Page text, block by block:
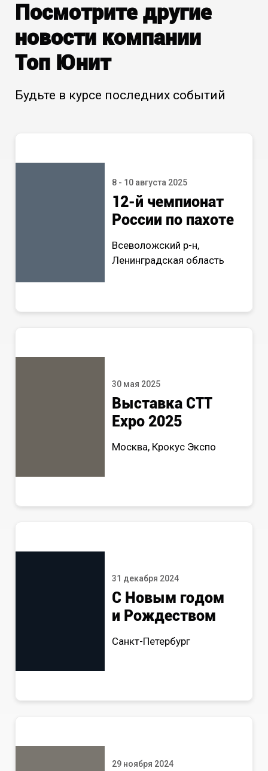
8 - 10 августа 2025
12-й чемпионат
России по пахоте
Всеволожский р-н,
Ленинградская область
30 мая 2025
Выставка СТТ
Expo 2025
Москва, Крокус Экспо
31 декабря 2024
С Новым годом
и Рождеством
Санкт-Петербург
29 ноября 2024
Будьте в курсе последних событий
Посмотрите другие
новости компании
Топ Юнит